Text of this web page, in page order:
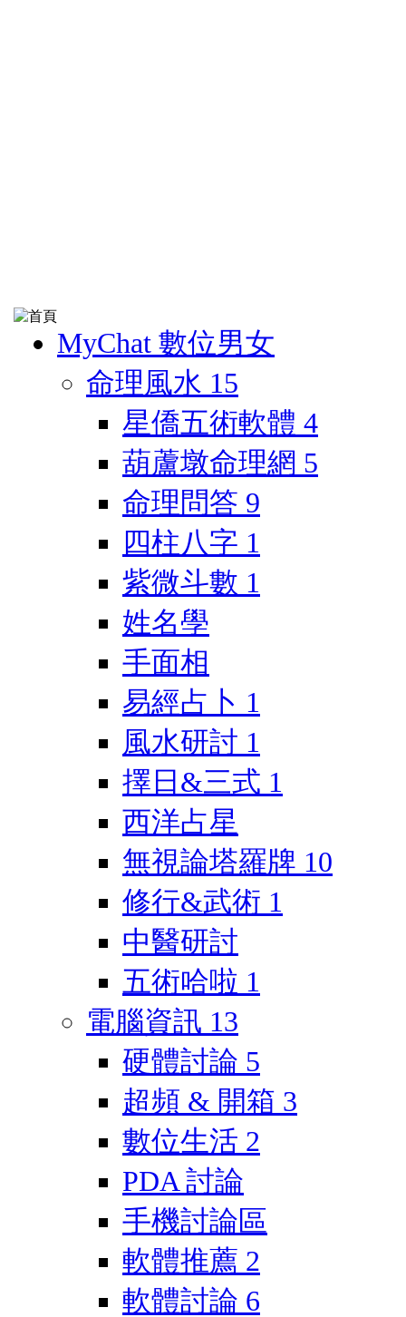
MyChat 數位男女
命理風水 15
星僑五術軟體 4
葫蘆墩命理網 5
命理問答 9
四柱八字 1
紫微斗數 1
姓名學
手面相
易經占卜 1
風水研討 1
擇日&三式 1
西洋占星
無視論塔羅牌 10
修行&武術 1
中醫研討
五術哈啦 1
電腦資訊 13
硬體討論 5
超頻 & 開箱 3
數位生活 2
PDA 討論
手機討論區
軟體推薦 2
軟體討論 6